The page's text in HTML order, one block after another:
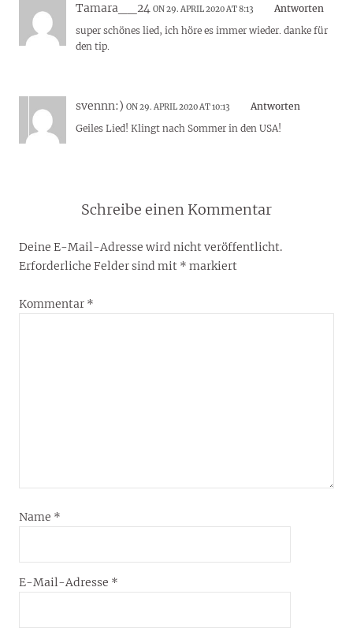
Tamara__24 ON 29. APRIL 2020 AT 8:13
Antworten
super schönes lied, ich höre es immer wieder. danke für
den tip.
svennn:) ON 29. APRIL 2020 AT 10:13
Antworten
Geiles Lied! Klingt nach Sommer in den USA!
Schreibe einen Kommentar
Deine E-Mail-Adresse wird nicht veröffentlicht.
Erforderliche Felder sind mit * markiert
Kommentar *
Name *
E-Mail-Adresse *